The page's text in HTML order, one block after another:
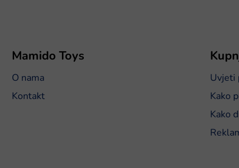
Mamido Toys
O nama
Kontakt
Uvjeti
Kako
Kako